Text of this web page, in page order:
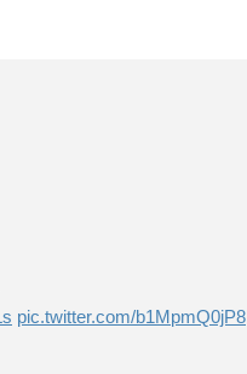
pic.twitter.com/b1MpmQ0jP8